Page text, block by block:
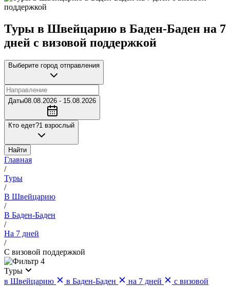
Туры в Швейцарию в Баден-Баден на 7
дней с визовой поддержкой
Выберите город отправления
Даты08.08.2026 - 15.08.2026
Кто едет?1 взрослый
Найти
Главная
/
Туры
/
В Швейцарию
/
В Баден-Баден
/
На 7 дней
/
С визовой поддержкой
4
Туры
в Швейцарию
в Баден-Баден на 7 дней
с визовой